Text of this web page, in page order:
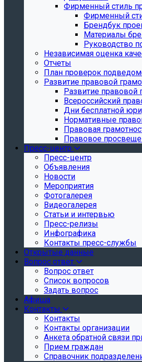
Фирменный стиль
Фирменный
Брендбук
Материалы
Руководство
Независимая оценка
Отчеты
План проверок
Развитие правовой
Развитие правовой
Всероссийский
Дни бесплатной
Нормативные
Правовая
Правовое
Пресс-центр
Пресс-центр
Объявления
Новости
Мероприятия
Фотогалерея
Видеогалерея
Статьи и интервью
Пресс-релизы
Инфографика
Контакты пресс-службы
Открытые данные
Вопрос ответ
Вопрос ответ
Список вопросов
Задать вопрос
Афиша
Контакты
Контакты
Контакты организации
Анкета обратной связи
Прием граждан
Справочник